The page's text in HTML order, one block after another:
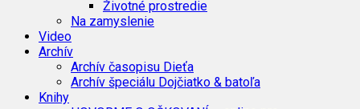
Životné prostredie
Na zamyslenie
Video
Archív
Archív časopisu Dieťa
Archív špeciálu Dojčiatko & batoľa
Knihy